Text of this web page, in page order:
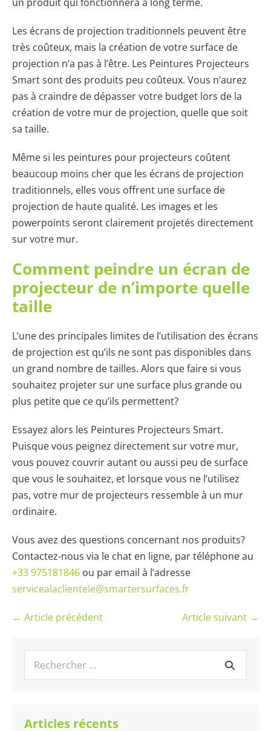
Les écrans de projection traditionnels peuvent être
très coûteux, mais la création de votre surface de
projection n’a pas à l’être. Les Peintures Projecteurs
Smart sont des produits peu coûteux. Vous n’aurez
pas à craindre de dépasser votre budget lors de la
création de votre mur de projection, quelle que soit
sa taille.
Même si les peintures pour projecteurs coûtent
beaucoup moins cher que les écrans de projection
traditionnels, elles vous offrent une surface de
projection de haute qualité. Les images et les
powerpoints seront clairement projetés directement
sur votre mur.
Comment peindre un écran de
projecteur de n’importe quelle
taille
L’une des principales limites de l’utilisation des écrans
de projection est qu’ils ne sont pas disponibles dans
un grand nombre de tailles. Alors que faire si vous
souhaitez projeter sur une surface plus grande ou
plus petite que ce qu’ils permettent?
Essayez alors les Peintures Projecteurs Smart.
Puisque vous peignez directement sur votre mur,
vous pouvez couvrir autant ou aussi peu de surface
que vous le souhaitez, et lorsque vous ne l’utilisez
pas, votre mur de projecteurs ressemble à un mur
ordinaire.
Vous avez des questions concernant nos produits?
Contactez-nous via le chat en ligne, par téléphone au
+33 975181846 ou par email à l’adresse
servicealaclientele@smartersurfaces.fr
Navigation
← Article précédent Article suivant →
Articles récents